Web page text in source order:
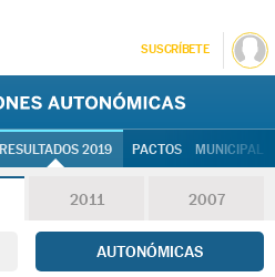
SUSCRÍBETE
RESULTADOS 2019 PACTOS
2011 2007
AUTONÓMICAS